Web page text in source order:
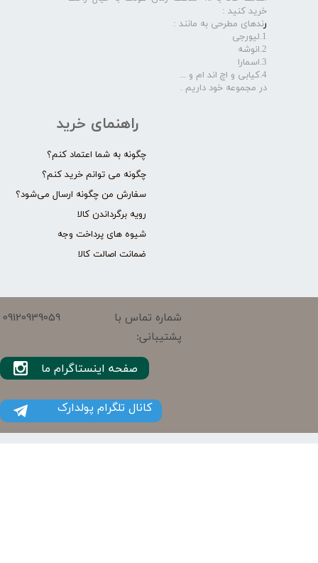
راهنمای خرید
چگونه به شما اعتماد کنم؟
چگونه می توانم خرید کنم؟
سفارش من چگونه ارسال می‌شود؟
رویه برگرداندن کالا
شیوه های پرداخت وجه
ضمانت اصالت کالا
خرید کنید :
رندهای مطرحی به مانند :
1.لیورجی
2.انوشه
3.اسمارا
4.کیابی و اچ اند ام و ...
در مجموعه خود داریم .​​​​​​​
شماره تماس با
پشتیبانی:
09120939059
کانال تلگرام پولدارک
صفحه اینستاگرام ما